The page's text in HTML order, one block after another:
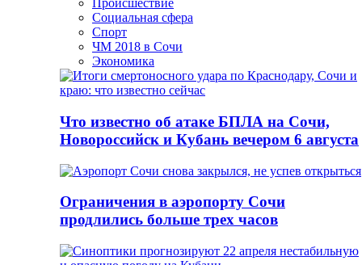
Происшествие
Социальная сфера
Спорт
ЧМ 2018 в Сочи
Экономика
Что известно об атаке БПЛА на Сочи,
Новороссийск и Кубань вечером 6 августа
Ограничения в аэропорту Сочи
продлились больше трех часов